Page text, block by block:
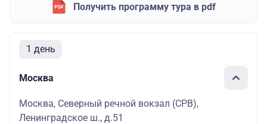
Получить программу тура в pdf
1 день
Москва
Москва, Северный речной вокзал (СРВ),
Ленинградское ш., д.51